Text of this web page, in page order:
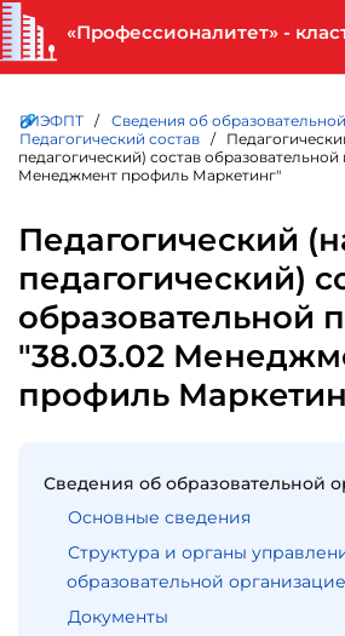
ГИЭФПТ / Сведения об
Педагогический состав /
педагогический) состав
Менеджмент профиль Маркетинг"
Педагогический
педагогический)
образовательной
"38.03.02
профиль
Сведения об образовательной
Основные сведения
Структура и органы
образовательной
Документы